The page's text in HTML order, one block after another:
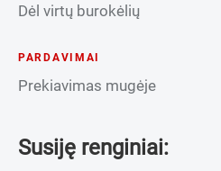
Dėl virtų burokėlių
PARDAVIMAI
Prekiavimas mugėje
Susiję renginiai: